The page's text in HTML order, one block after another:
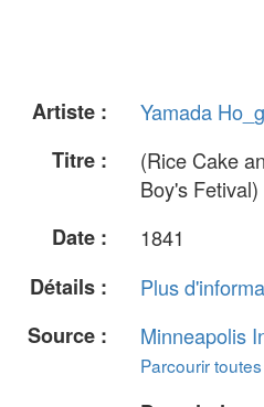
Artiste :
Yamada
Titre :
(Rice Cake
Boy's Fetival)
Date :
1841
Détails :
Plus
Source :
Minneapolis
Parcourir